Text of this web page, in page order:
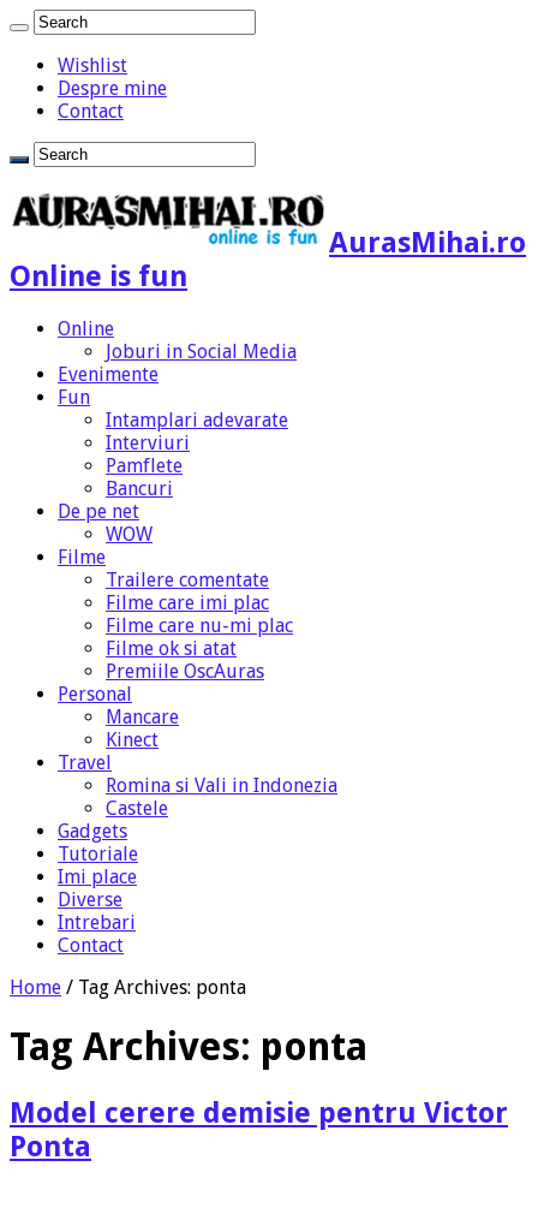
Wishlist
Despre mine
Contact
AurasMihai.ro
Online is fun
Online
Joburi in Social Media
Evenimente
Fun
Intamplari adevarate
Interviuri
Pamflete
Bancuri
De pe net
WOW
Filme
Trailere comentate
Filme care imi plac
Filme care nu-mi plac
Filme ok si atat
Premiile OscAuras
Personal
Mancare
Kinect
Travel
Romina si Vali in Indonezia
Castele
Gadgets
Tutoriale
Imi place
Diverse
Intrebari
Contact
Home / Tag Archives: ponta
Tag Archives: ponta
Model cerere demisie pentru Victor
Ponta